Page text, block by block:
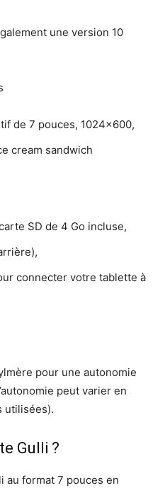
une version 10
de 7 pouces, 1024×600,
cream sandwich
SD de 4 Go incluse,
connecter votre tablette à
pour une autonomie
peut varier en
utilisées).
Gulli ?
au format 7 pouces en